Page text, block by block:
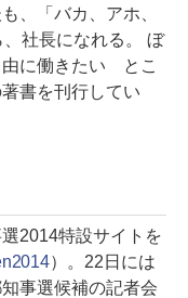
、「バカ、アホ、
社長になれる。 ぼ
由に働きたい とこ
書を刊行してい
2014特設サイトを
）。22日には
事選候補の記者会